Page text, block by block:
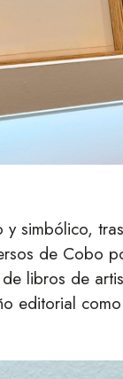
simbólico,
de Cobo
libros de
editorial